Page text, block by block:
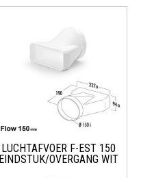
LUCHTAFVOER F-EST 150
EINDSTUK/OVERGANG WIT